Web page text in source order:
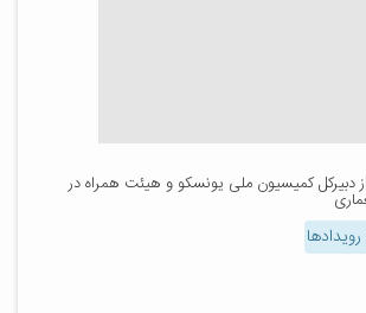
دبیرکل کمیسیون ملی یونسکو و هیئت همراه در
رویدادها